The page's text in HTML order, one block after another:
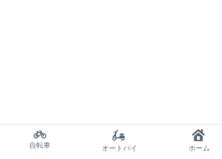
自転車 オートバイ ホーム